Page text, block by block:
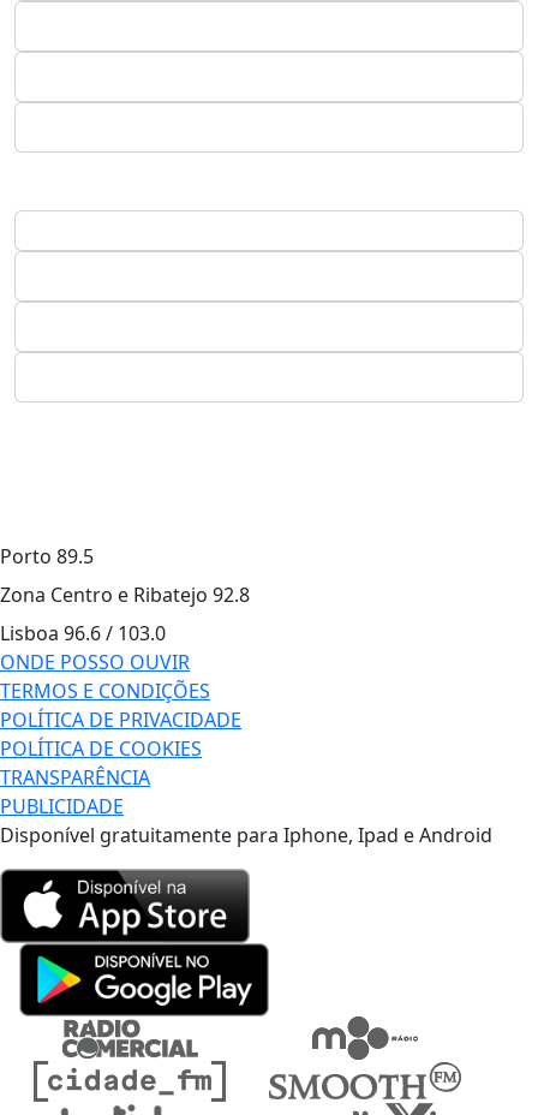
Porto 89.5
Zona Centro e Ribatejo 92.8
Lisboa 96.6 / 103.0
ONDE POSSO OUVIR
TERMOS E CONDIÇÕES
POLÍTICA DE PRIVACIDADE
POLÍTICA DE COOKIES
TRANSPARÊNCIA
PUBLICIDADE
Disponível gratuitamente para Iphone, Ipad e Android